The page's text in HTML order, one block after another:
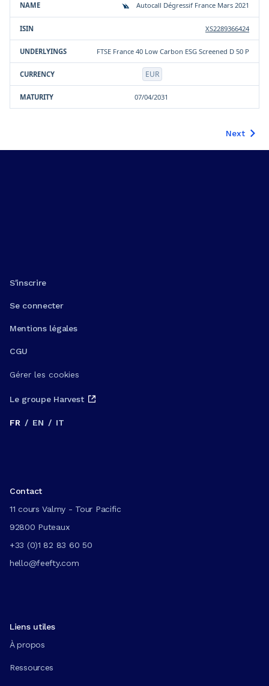
Autocall Dégressif France Mars 2021
XS2289366424
FTSE France 40 Low Carbon ESG Screened D 50 P
EUR
07/04/2031
Next
S'inscrire
Se connecter
Mentions légales
CGU
Gérer les cookies
Le groupe Harvest
FR / EN / IT
Contact
11 cours Valmy - Tour Pacific
92800 Puteaux
+33 (0)1 82 83 60 50
hello@feefty.com
Liens utiles
À propos
Ressources